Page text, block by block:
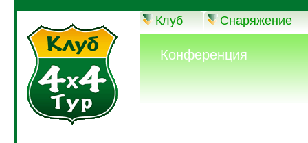
Клуб Снаряжение
Конференция